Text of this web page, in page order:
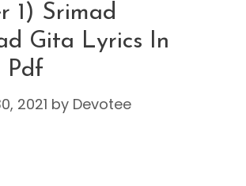
1) Srimad
Gita Lyrics In
Pdf
2021 by Devotee